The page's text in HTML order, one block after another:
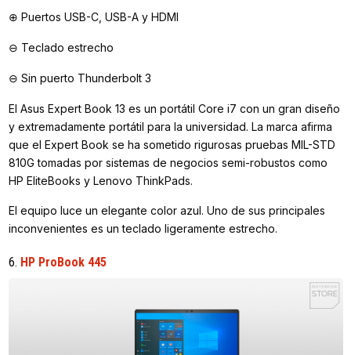
⊕ Puertos USB-C, USB-A y HDMI
⊖ Teclado estrecho
⊖ Sin puerto Thunderbolt 3
El Asus Expert Book 13 es un portátil Core i7 con un gran diseño
y extremadamente portátil para la universidad. La marca afirma
que el Expert Book se ha sometido rigurosas pruebas MIL-STD
810G tomadas por sistemas de negocios semi-robustos como
HP EliteBooks y Lenovo ThinkPads.
El equipo luce un elegante color azul. Uno de sus principales
inconvenientes es un teclado ligeramente estrecho.
6. HP ProBook 445